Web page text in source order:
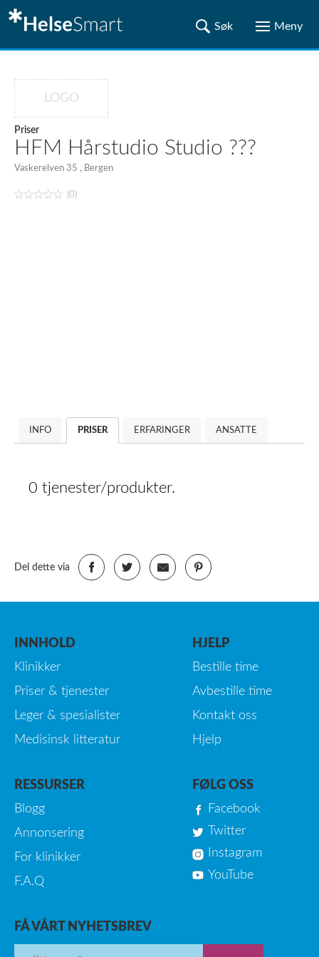
LOGO
Priser
HFM Hårstudio Studio ???
Vaskerelven 35 , Bergen
(0)
INFO PRISER ERFARINGER ANSATTE
0 tjenester/produkter.
Del dette via
INNHOLD
Klinikker
Priser & tjenester
Leger & spesialister
Medisinsk litteratur
HJELP
Bestille time
Avbestille time
Kontakt oss
Hjelp
RESSURSER
Blogg
Annonsering
For klinikker
F.A.Q
FØLG OSS
Facebook
Twitter
Instagram
YouTube
FÅ VÅRT NYHETSBREV